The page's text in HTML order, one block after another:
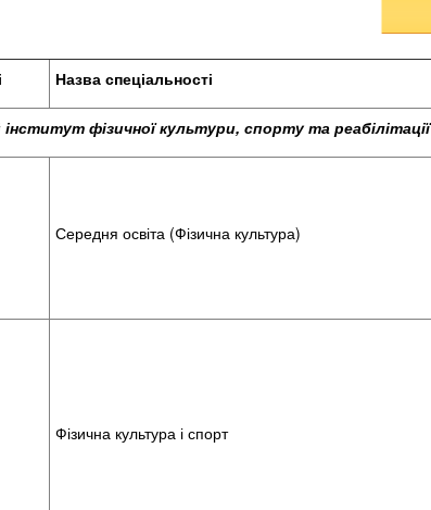
Назва спеціальності
фізичної культури, спорту та реабілітації
Середня освіта (Фізична культура)
Фізична культура і спорт